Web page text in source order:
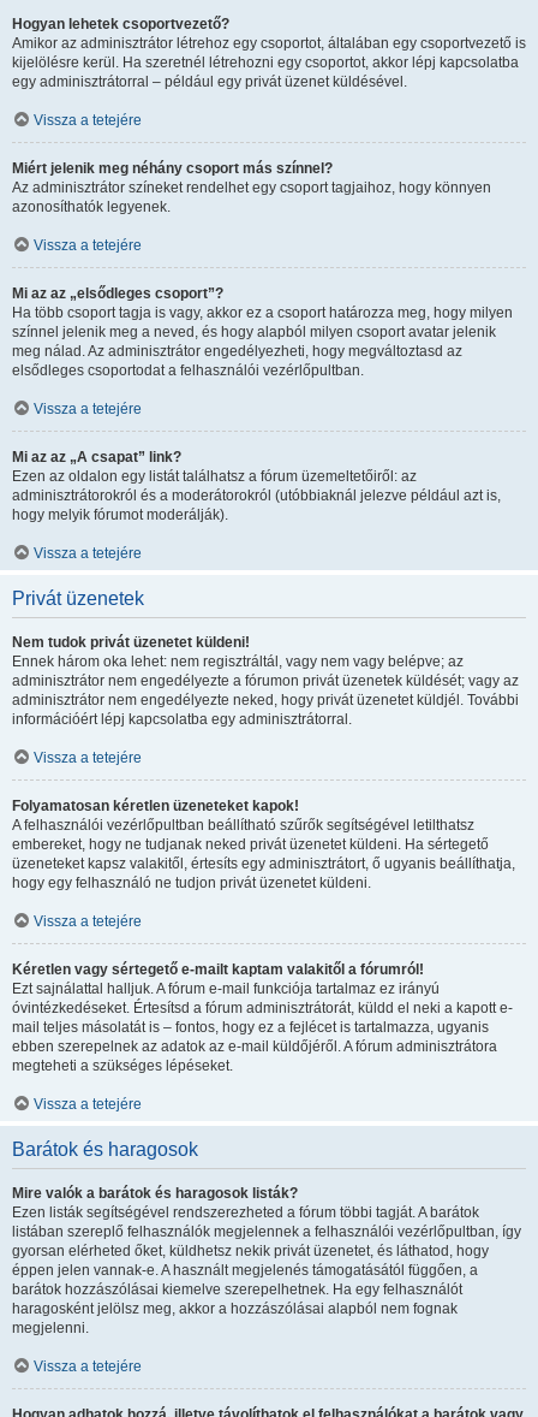
Hogyan lehetek csoportvezető?
Amikor az adminisztrátor létrehoz egy csoportot, általában egy csoportvezető is
kijelölésre kerül. Ha szeretnél létrehozni egy csoportot, akkor lépj kapcsolatba
egy adminisztrátorral – például egy privát üzenet küldésével.
Vissza a tetejére
Miért jelenik meg néhány csoport más színnel?
Az adminisztrátor színeket rendelhet egy csoport tagjaihoz, hogy könnyen
azonosíthatók legyenek.
Vissza a tetejére
Mi az az „elsődleges csoport”?
Ha több csoport tagja is vagy, akkor ez a csoport határozza meg, hogy milyen
színnel jelenik meg a neved, és hogy alapból milyen csoport avatar jelenik
meg nálad. Az adminisztrátor engedélyezheti, hogy megváltoztasd az
elsődleges csoportodat a felhasználói vezérlőpultban.
Vissza a tetejére
Mi az az „A csapat” link?
Ezen az oldalon egy listát találhatsz a fórum üzemeltetőiről: az
adminisztrátorokról és a moderátorokról (utóbbiaknál jelezve például azt is,
hogy melyik fórumot moderálják).
Vissza a tetejére
Privát üzenetek
Nem tudok privát üzenetet küldeni!
Ennek három oka lehet: nem regisztráltál, vagy nem vagy belépve; az
adminisztrátor nem engedélyezte a fórumon privát üzenetek küldését; vagy az
adminisztrátor nem engedélyezte neked, hogy privát üzenetet küldjél. További
információért lépj kapcsolatba egy adminisztrátorral.
Vissza a tetejére
Folyamatosan kéretlen üzeneteket kapok!
A felhasználói vezérlőpultban beállítható szűrők segítségével letilthatsz
embereket, hogy ne tudjanak neked privát üzenetet küldeni. Ha sértegető
üzeneteket kapsz valakitől, értesíts egy adminisztrátort, ő ugyanis beállíthatja,
hogy egy felhasználó ne tudjon privát üzenetet küldeni.
Vissza a tetejére
Kéretlen vagy sértegető e-mailt kaptam valakitől a fórumról!
Ezt sajnálattal halljuk. A fórum e-mail funkciója tartalmaz ez irányú
óvintézkedéseket. Értesítsd a fórum adminisztrátorát, küldd el neki a kapott e-
mail teljes másolatát is – fontos, hogy ez a fejlécet is tartalmazza, ugyanis
ebben szerepelnek az adatok az e-mail küldőjéről. A fórum adminisztrátora
megteheti a szükséges lépéseket.
Vissza a tetejére
Barátok és haragosok
Mire valók a barátok és haragosok listák?
Ezen listák segítségével rendszerezheted a fórum többi tagját. A barátok
listában szereplő felhasználók megjelennek a felhasználói vezérlőpultban, így
gyorsan elérheted őket, küldhetsz nekik privát üzenetet, és láthatod, hogy
éppen jelen vannak-e. A használt megjelenés támogatásától függően, a
barátok hozzászólásai kiemelve szerepelhetnek. Ha egy felhasználót
haragosként jelölsz meg, akkor a hozzászólásai alapból nem fognak
megjelenni.
Vissza a tetejére